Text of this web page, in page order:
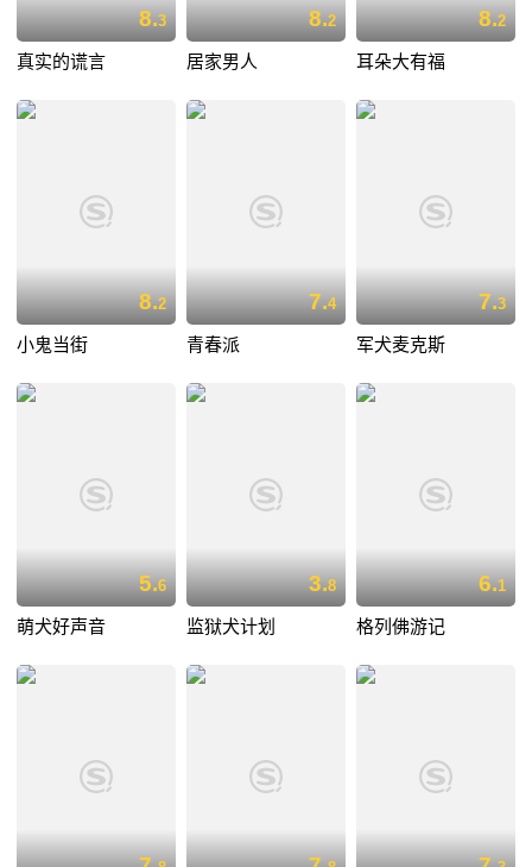
8.3
真实的谎言
8.2
居家男人
8.2
耳朵大有福
8.2
小鬼当街
7.4
青春派
7.3
军犬麦克斯
5.6
萌犬好声音
3.8
监狱犬计划
6.1
格列佛游记